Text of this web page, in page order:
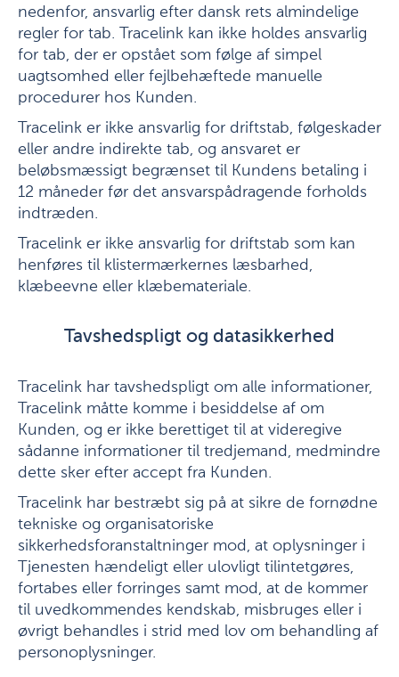
nedenfor, ansvarlig efter dansk rets almindelige
regler for tab. Tracelink kan ikke holdes ansvarlig
for tab, der er opstået som følge af simpel
uagtsomhed eller fejlbehæftede manuelle
procedurer hos Kunden.
Tracelink er ikke ansvarlig for driftstab, følgeskader
eller andre indirekte tab, og ansvaret er
beløbsmæssigt begrænset til Kundens betaling i
12 måneder før det ansvarspådragende forholds
indtræden.
Tracelink er ikke ansvarlig for driftstab som kan
henføres til klistermærkernes læsbarhed,
klæbeevne eller klæbemateriale.
Tavshedspligt og datasikkerhed
Tracelink har tavshedspligt om alle informationer,
Tracelink måtte komme i besiddelse af om
Kunden, og er ikke berettiget til at videregive
sådanne informationer til tredjemand, medmindre
dette sker efter accept fra Kunden.
Tracelink har bestræbt sig på at sikre de fornødne
tekniske og organisatoriske
sikkerhedsforanstaltninger mod, at oplysninger i
Tjenesten hændeligt eller ulovligt tilintetgøres,
fortabes eller forringes samt mod, at de kommer
til uvedkommendes kendskab, misbruges eller i
øvrigt behandles i strid med lov om behandling af
personoplysninger.